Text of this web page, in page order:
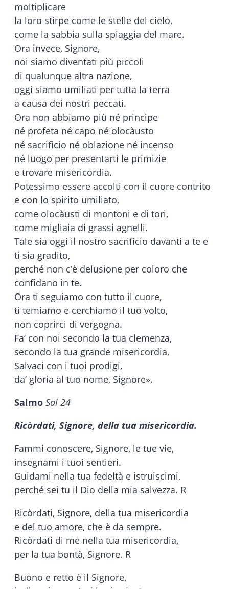
moltiplicare
la loro stirpe come le stelle del cielo,
come la sabbia sulla spiaggia del mare.
Ora invece, Signore,
noi siamo diventati più piccoli
di qualunque altra nazione,
oggi siamo umiliati per tutta la terra
a causa dei nostri peccati.
Ora non abbiamo più né principe
né profeta né capo né olocàusto
né sacrificio né oblazione né incenso
né luogo per presentarti le primizie
e trovare misericordia.
Potessimo essere accolti con il cuore contrito
e con lo spirito umiliato,
come olocàusti di montoni e di tori,
come migliaia di grassi agnelli.
Tale sia oggi il nostro sacrificio davanti a te e
ti sia gradito,
perché non c’è delusione per coloro che
confidano in te.
Ora ti seguiamo con tutto il cuore,
ti temiamo e cerchiamo il tuo volto,
non coprirci di vergogna.
Fa’ con noi secondo la tua clemenza,
secondo la tua grande misericordia.
Salvaci con i tuoi prodigi,
da’ gloria al tuo nome, Signore».
Salmo Sal 24
Ricòrdati, Signore, della tua misericordia.
Fammi conoscere, Signore, le tue vie,
insegnami i tuoi sentieri.
Guidami nella tua fedeltà e istruiscimi,
perché sei tu il Dio della mia salvezza. R
Ricòrdati, Signore, della tua misericordia
e del tuo amore, che è da sempre.
Ricòrdati di me nella tua misericordia,
per la tua bontà, Signore. R
Buono e retto è il Signore,